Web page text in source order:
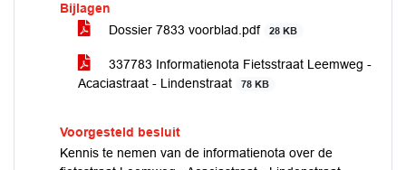
Bijlagen
Dossier 7833 voorblad.pdf
28 KB
337783 Informatienota Fietsstraat Leemweg -
Acaciastraat - Lindenstraat
78 KB
Voorgesteld besluit
Kennis te nemen van de informatienota over de